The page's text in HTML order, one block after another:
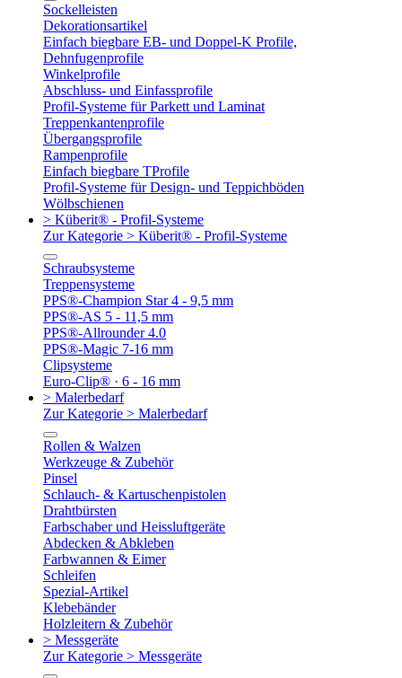
Sockelleisten
Dekorationsartikel
Einfach biegbare EB- und Doppel-K Profile,
Dehnfugenprofile
Winkelprofile
Abschluss- und Einfassprofile
Profil-Systeme für Parkett und Laminat
Treppenkantenprofile
Übergangsprofile
Rampenprofile
Einfach biegbare TProfile
Profil-Systeme für Design- und Teppichböden
Wölbschienen
> Küberit® - Profil-Systeme
Zur Kategorie > Küberit® - Profil-Systeme
Schraubsysteme
Treppensysteme
PPS®-Champion Star 4 - 9,5 mm
PPS®-AS 5 - 11,5 mm
PPS®-Allrounder 4.0
PPS®-Magic 7-16 mm
Clipsysteme
Euro-Clip® · 6 - 16 mm
> Malerbedarf
Zur Kategorie > Malerbedarf
Rollen & Walzen
Werkzeuge & Zubehör
Pinsel
Schlauch- & Kartuschenpistolen
Drahtbürsten
Farbschaber und Heissluftgeräte
Abdecken & Abkleben
Farbwannen & Eimer
Schleifen
Spezial-Artikel
Klebebänder
Holzleitern & Zubehör
> Messgeräte
Zur Kategorie > Messgeräte